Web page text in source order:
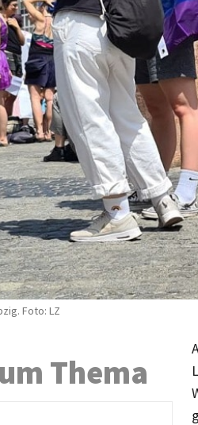
Foto: LZ
Thema